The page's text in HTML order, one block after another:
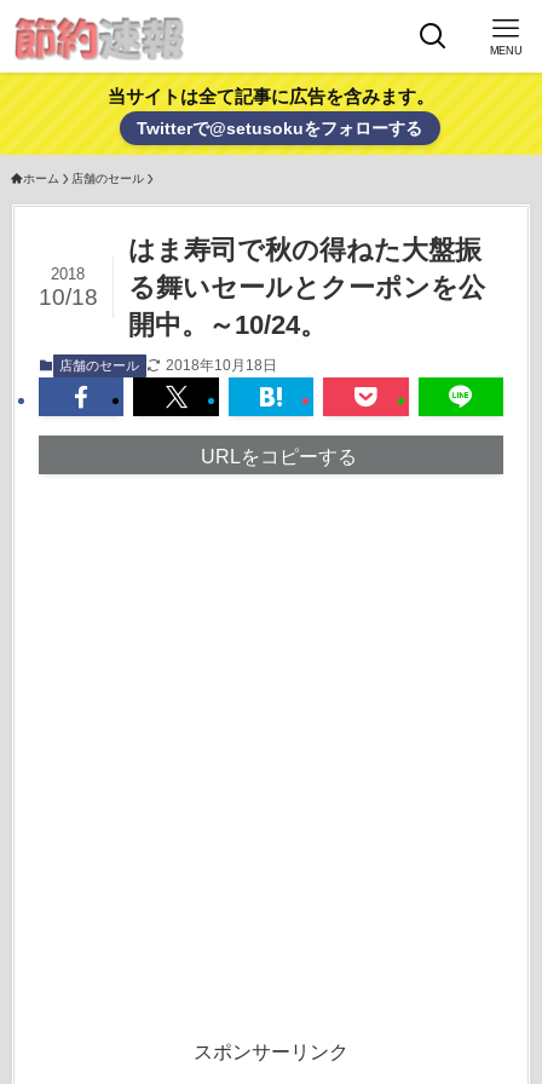
MENU
当サイトは全て記事に広告を含みます。
Twitterで@setusokuをフォローする
ホーム 店舗のセール
はま寿司で秋の得ねた大盤振
る舞いセールとクーポンを公
開中。～10/24。
2018
10/18
店舗のセール 2018年10月18日
URLをコピーする
スポンサーリンク